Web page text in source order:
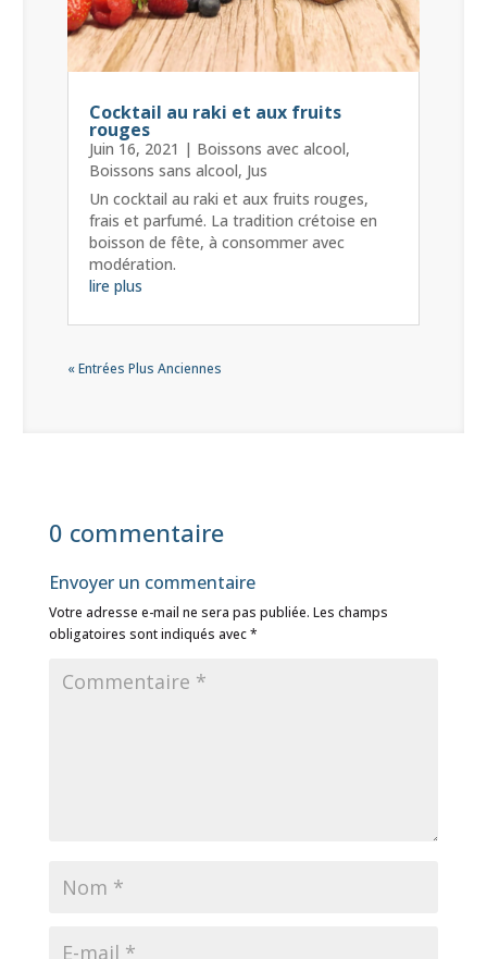
Cocktail au raki et aux fruits
rouges
Juin 16, 2021 | Boissons avec alcool,
Boissons sans alcool, Jus
Un cocktail au raki et aux fruits rouges,
frais et parfumé. La tradition crétoise en
boisson de fête, à consommer avec
modération.
lire plus
« Entrées Plus Anciennes
0 commentaire
Envoyer un commentaire
Votre adresse e-mail ne sera pas publiée. Les champs
obligatoires sont indiqués avec*